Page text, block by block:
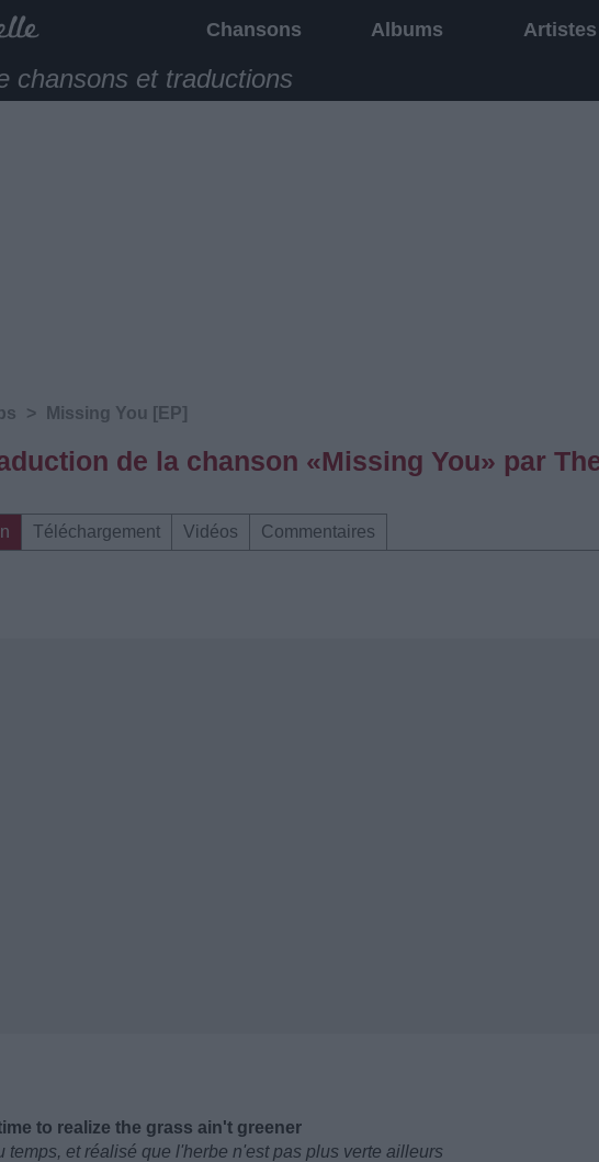
Chansons Albums Artistes
chansons et traductions
> Missing You [EP]
de la chanson «Missing You» par
Téléchargement Vidéos Commentaires
to realize the grass ain't greener
temps, et réalisé que l'herbe n'est pas plus verte ailleurs